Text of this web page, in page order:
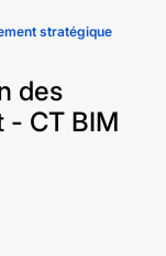
stratégique
des
- CT BIM